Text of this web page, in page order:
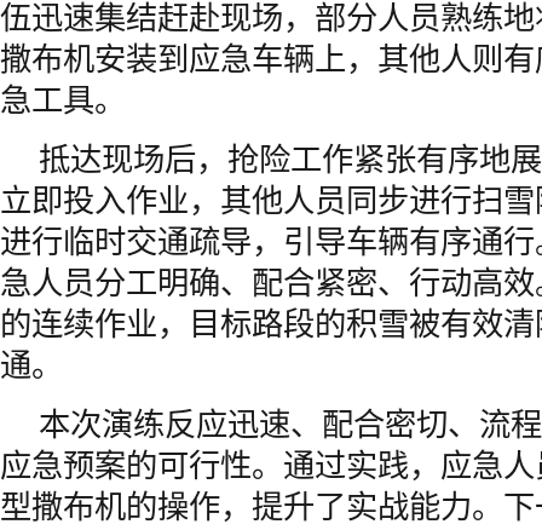
伍迅速集结赶赴现场，部分人员熟练
撒布机安装到应急车辆上，其他人则
急工具。
抵达现场后，抢险工作紧张有序地
立即投入作业，其他人员同步进行扫
进行临时交通疏导，引导车辆有序通
急人员分工明确、配合紧密、行动高
的连续作业，目标路段的积雪被有效
通。
本次演练反应迅速、配合密切、流
应急预案的可行性。通过实践，应急
型撒布机的操作，提升了实战能力。